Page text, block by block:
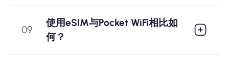
09
使用eSIM与Pocket WiFi相比如
何？